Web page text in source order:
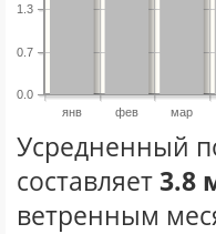
янв фев мар
0.0
0.7
1.3
Усредненный
составляет3.8
ветренным